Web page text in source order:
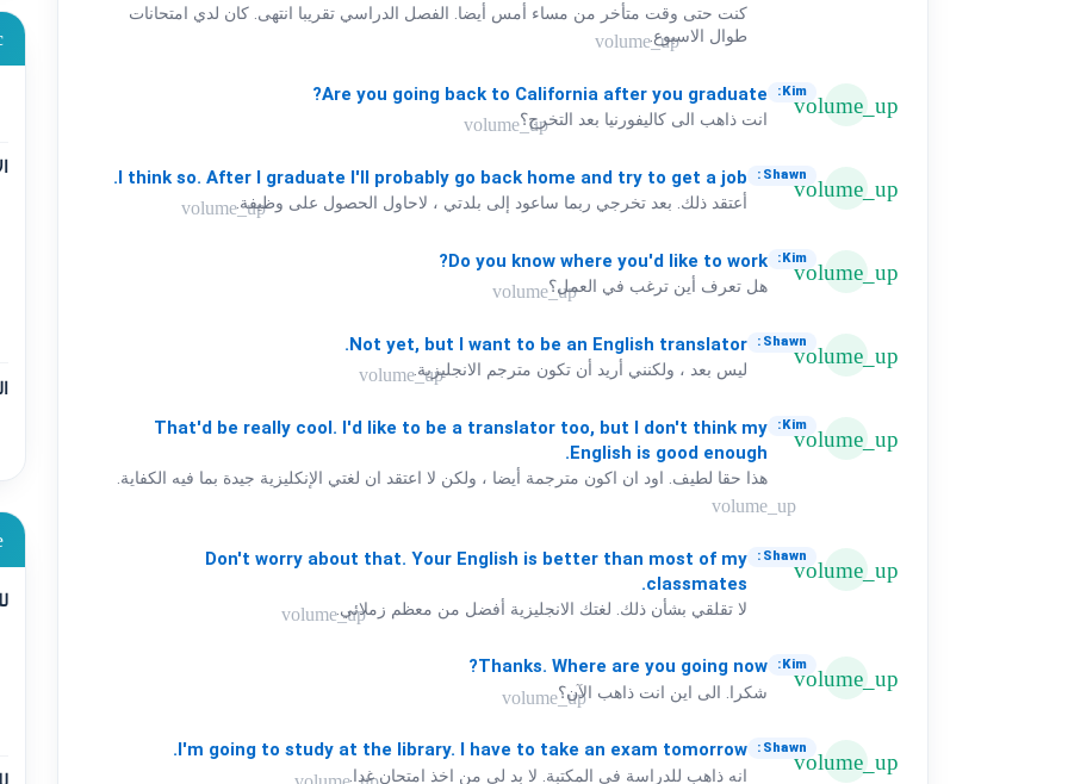
كنت حتى وقت متأخر من مساء أمس أيضا. الفصل الدراسي تقريبا انتهى. كان لدي امتحانات
طوال الاسبوع.volume_up
volume_up
Kim:
Are you going back to California after you graduate?
انت ذاهب الى كاليفورنيا بعد التخرج؟volume_up
volume_up
Shawn:
I think so. After I graduate I'll probably go back home and try to get a job.
أعتقد ذلك. بعد تخرجي ربما ساعود إلى بلدتي ، لاحاول الحصول على وظيفة.volume_up
volume_up
Kim:
Do you know where you'd like to work?
هل تعرف أين ترغب في العمل؟volume_up
volume_up
Shawn:
Not yet, but I want to be an English translator.
ليس بعد ، ولكنني أريد أن تكون مترجم الانجليزية.volume_up
volume_up
Kim:
That'd be really cool. I'd like to be a translator too, but I don't think my
English is good enough.
هذا حقا لطيف. اود ان اكون مترجمة أيضا ، ولكن لا اعتقد ان لغتي الإنكليزية جيدة بما فيه الكفاية.
volume_up
volume_up
Shawn:
Don't worry about that. Your English is better than most of my
classmates.
لا تقلقي بشأن ذلك. لغتك الانجليزية أفضل من معظم زملائي.volume_up
volume_up
Kim:
Thanks. Where are you going now?
شكرا. الى اين انت ذاهب الآن؟volume_up
volume_up
Shawn:
I'm going to study at the library. have to take an exam tomorrow.
انه ذاهب للدراسة في المكتبة. لا بد لي من اخذ امتحان غدا.